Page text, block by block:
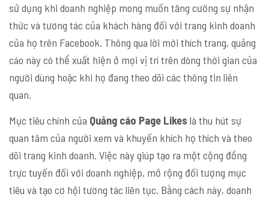
sử dụng khi doanh nghiệp mong muốn tăng cường sự nhận
thức và tương tác của khách hàng đối với trang kinh doanh
của họ trên Facebook. Thông qua lời mời thích trang, quảng
cáo này có thể xuất hiện ở mọi vị trí trên dòng thời gian của
người dùng hoặc khi họ đang theo dõi các thông tin liên
quan.
Mục tiêu chính của Quảng cáo Page Likes là thu hút sự
quan tâm của người xem và khuyến khích họ thích và theo
dõi trang kinh doanh. Việc này giúp tạo ra một cộng đồng
trực tuyến đối với doanh nghiệp, mở rộng đối tượng mục
tiêu và tạo cơ hội tương tác liên tục. Bằng cách này, doanh